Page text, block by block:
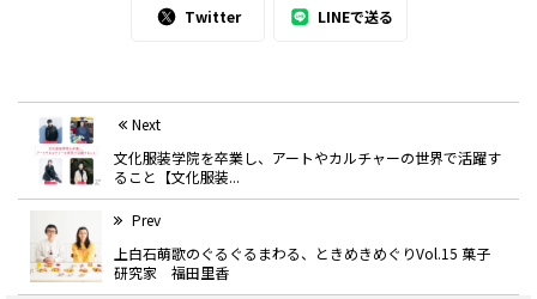
Twitter LINEで送る
Next
文化服装学院を卒業し、アートやカルチャーの世界で活躍す
ること【文化服装...
Prev
上白石萌歌のぐるぐるまわる、ときめきめぐりVol.15 菓子
研究家 福田里香